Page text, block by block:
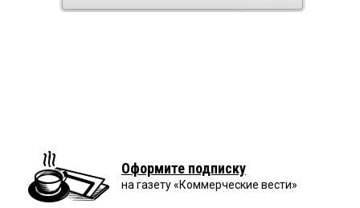
Оформите подписку
на газету «Коммерческие вести»